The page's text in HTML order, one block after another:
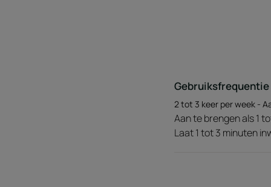
Gebruiksfrequentie
2 tot 3 keer per week -
Aan te brengen als 1
Laat 1 tot 3 minuten